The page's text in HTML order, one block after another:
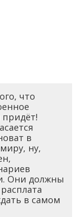
что
придёт!
в
ну,
Они должны
в самом